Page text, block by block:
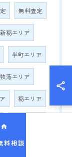
無料査定
新稲エリア
半町エリア
牧落エリア
稲エリア
今宮エリア
料相談